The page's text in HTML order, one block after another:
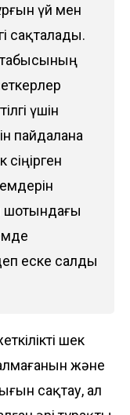
үй мен
сақталады.
табысының
үшін
пайдалана
шотындағы
еске салды
шек
және
сақтау, ал